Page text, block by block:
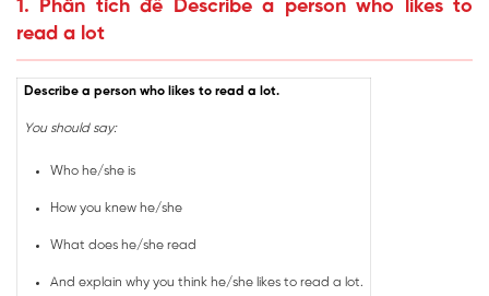
1. Phân tích đề Describe a person who likes to
read a lot
Describe a person who likes to read a lot.
You should say:
Who he/she is
How you knew he/she
What does he/she read
And explain why you think he/she likes to read a lot.